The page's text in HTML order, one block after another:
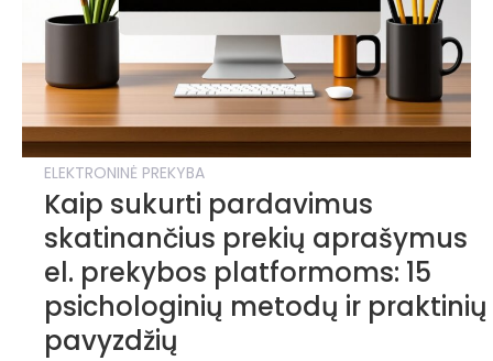
ELEKTRONINĖ PREKYBA
Kaip sukurti pardavimus
skatinančius prekių aprašymus
el. prekybos platformoms: 15
psichologinių metodų ir praktinių
pavyzdžių